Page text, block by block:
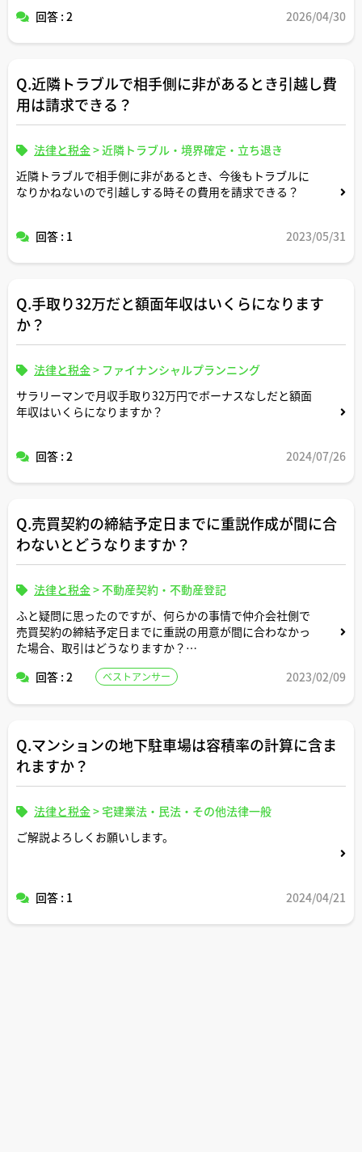
回答 : 2 2026/04/30
Q.近隣トラブルで相手側に非があるとき引越し費
用は請求できる？
法律と税金>近隣トラブル・境界確定・立ち退き
近隣トラブルで相手側に非があるとき、今後もトラブルに
なりかねないので引越しする時その費用を請求できる？
回答 : 1 2023/05/31
Q.手取り32万だと額面年収はいくらになります
か？
法律と税金> ファイナンシャルプランニング
サラリーマンで月収手取り32万円でボーナスなしだと額面
年収はいくらになりますか？
回答 : 2 2024/07/26
Q.売買契約の締結予定日までに重説作成が間に合
わないとどうなりますか？
法律と税金>不動産契約・不動産登記
ふと疑問に思ったのですが、何らかの事情で仲介会社側で
売買契約の締結予定日までに重説の用意が間に合わなかっ
た場合、取引はどうなりますか？
間に合わなかったことについて、仲介会社は何かしら法的
回答 : 2 ベストアンサー 2023/02/09
Q.マンションの地下駐車場は容積率の計算に含ま
れますか？
法律と税金>宅建業法・民法・その他法律一般
ご解説よろしくお願いします。
回答 : 1 2024/04/21